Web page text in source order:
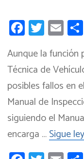
Facebook
Twitter
Aunque la función
Técnica de
posibles fallos en
Manual de
siguiendo el
encarga …Sigue